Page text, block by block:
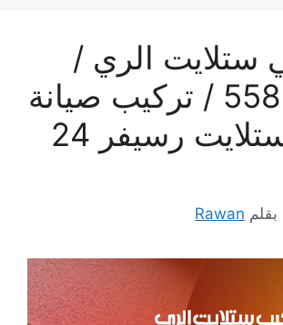
ستلايت الري /
55806005 / تركيب صيانة
برمجة ستلايت رسيفر 24
بقلم Rawan